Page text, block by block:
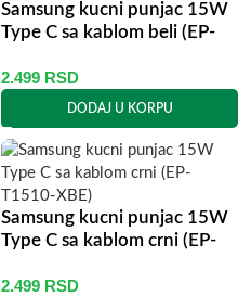
Samsung kucni punjac 15W
Type C sa kablom beli (EP-
2.499 RSD
DODAJ U KORPU
Samsung kucni punjac 15W
Type C sa kablom crni (EP-
2.499 RSD